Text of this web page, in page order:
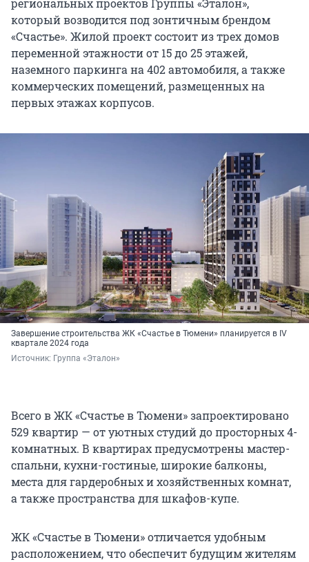
региональных проектов Группы «Эталон»,
который возводится под зонтичным брендом
«Счастье». Жилой проект состоит из трех домов
переменной этажности от 15 до 25 этажей,
наземного паркинга на 402 автомобиля, а также
коммерческих помещений, размещенных на
первых этажах корпусов.
Завершение строительства ЖК «Счастье в Тюмени» планируется в IV
квартале 2024 года
Источник: Группа «Эталон»
Всего в ЖК «Счастье в Тюмени» запроектировано
529 квартир — от уютных студий до просторных 4-
комнатных. В квартирах предусмотрены мастер-
спальни, кухни-гостиные, широкие балконы,
места для гардеробных и хозяйственных комнат,
а также пространства для шкафов-купе.
ЖК «Счастье в Тюмени» отличается удобным
расположением, что обеспечит будущим жителям